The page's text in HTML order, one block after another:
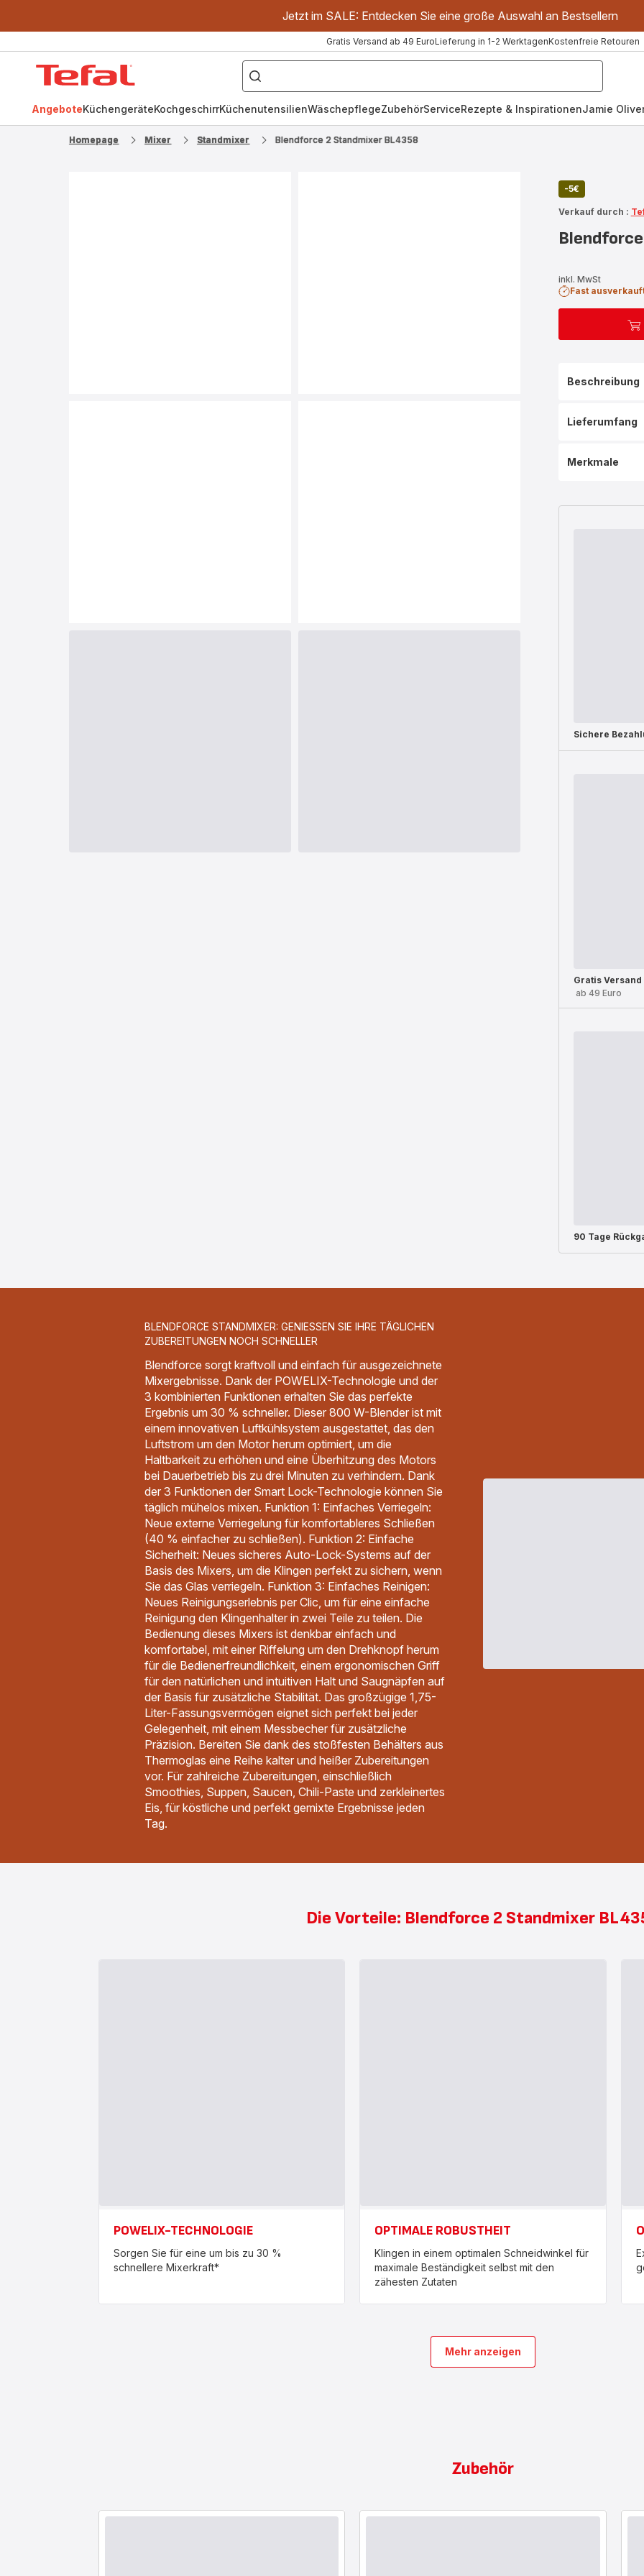
Jetzt im SALE: Entdecken Sie eine große Auswahl an Bestsellern
Gratis Versand ab 49 EuroLieferung in 1-2 WerktagenKostenfreie Retouren
["OptiGrill","Easy
Fry","Pfanne"]
AngeboteKüchengeräteKochgeschirrKüchenutensilienWäschepflegeZubehörServiceRezepte & InspirationenJamie
Homepage Mixer Standmixer Blendforce 2 Standmixer BL4358
-5€
Verkauf durch :
inkl. MwSt
Fast
Beschreibung
Lieferumfang
Merkmale
Sichere
Gratis Versand
ab 49 Euro
90 Tage
BLENDFORCE STANDMIXER: GENIESSEN SIE IHRE TÄGLICHEN
ZUBEREITUNGEN NOCH SCHNELLER
Blendforce sorgt kraftvoll und einfach für ausgezeichnete
Mixergebnisse. Dank der POWELIX-Technologie und der
3 kombinierten Funktionen erhalten Sie das perfekte
Ergebnis um 30 % schneller. Dieser 800 W-Blender ist mit
einem innovativen Luftkühlsystem ausgestattet, das den
Luftstrom um den Motor herum optimiert, um die
Haltbarkeit zu erhöhen und eine Überhitzung des Motors
bei Dauerbetrieb bis zu drei Minuten zu verhindern. Dank
der 3 Funktionen der Smart Lock-Technologie können Sie
täglich mühelos mixen. Funktion 1: Einfaches Verriegeln:
Neue externe Verriegelung für komfortableres Schließen
(40 % einfacher zu schließen). Funktion 2: Einfache
Sicherheit: Neues sicheres Auto-Lock-Systems auf der
Basis des Mixers, um die Klingen perfekt zu sichern, wenn
Sie das Glas verriegeln. Funktion 3: Einfaches Reinigen:
Neues Reinigungserlebnis per Clic, um für eine einfache
Reinigung den Klingenhalter in zwei Teile zu teilen. Die
Bedienung dieses Mixers ist denkbar einfach und
komfortabel, mit einer Riffelung um den Drehknopf herum
für die Bedienerfreundlichkeit, einem ergonomischen Griff
für den natürlichen und intuitiven Halt und Saugnäpfen auf
der Basis für zusätzliche Stabilität. Das großzügige 1,75-
Liter-Fassungsvermögen eignet sich perfekt bei jeder
Gelegenheit, mit einem Messbecher für zusätzliche
Präzision. Bereiten Sie dank des stoßfesten Behälters aus
Thermoglas eine Reihe kalter und heißer Zubereitungen
vor. Für zahlreiche Zubereitungen, einschließlich
Smoothies, Suppen, Saucen, Chili-Paste und zerkleinertes
Eis, für köstliche und perfekt gemixte Ergebnisse jeden
Tag.
Die Vorteile: Blendforce 2 Standmixer
POWELIX-TECHNOLOGIE
Sorgen Sie für eine um bis zu 30 %
schnellere Mixerkraft*
OPTIMALE ROBUSTHEIT
Klingen in einem optimalen Schneidwinkel für
maximale Beständigkeit selbst mit den
zähesten Zutaten
Mehr anzeigen
Zubehör